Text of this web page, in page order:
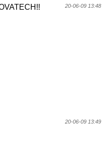
20-06-09 13:48
20-06-09 13:49